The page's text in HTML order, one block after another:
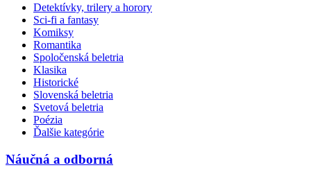
Detektívky, trilery a horory
Sci-fi a fantasy
Komiksy
Romantika
Spoločenská beletria
Klasika
Historické
Slovenská beletria
Svetová beletria
Poézia
Ďalšie kategórie
Náučná a odborná